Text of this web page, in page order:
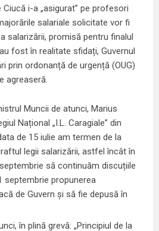
i-a „asigurat” pe profesori
salariale solicitate vor fi
salarizării, promisă pentru finalul
fost în realitate sfidați, Guvernul
prin ordonanță de urgență (OUG)
agreaseră.
Muncii de atunci, Marius
Național „I.L. Caragiale” din
de 15 iulie am termen de la
legii salarizării, astfel încât în
să continuăm discuțiile
septembrie propunerea
de Guvern și să fie depusă în
în plină grevă: „Principiul de la